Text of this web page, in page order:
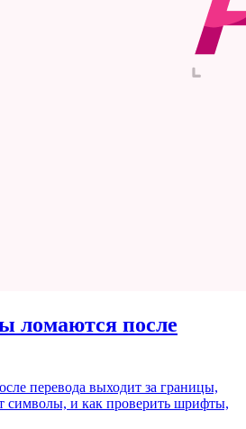
ломаются после
перевода выходит за границы,
символы, и как проверить шрифты,